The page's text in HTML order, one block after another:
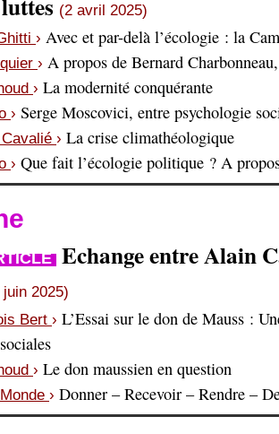
(2 avril 2025)
› Avec et par-delà l’écologie : la
› A propos de Bernard
› La modernité conquérante
› Serge Moscovici, entre psychologie
› La crise climathéologique
› Que fait l’écologie politique ? A
Echange entre Alain
juin 2025)
Bert › L’Essai sur le don de Mauss :
› Le don maussien en question
› Donner – Recevoir – Rendre –